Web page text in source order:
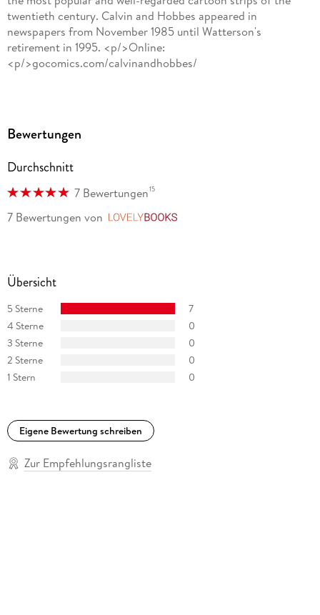
twentieth century. Calvin and Hobbes appeared in
newspapers from November 1985 until Watterson's
retirement in 1995. <p/>Online:
<p/>gocomics.com/calvinandhobbes/
Bewertungen
Durchschnitt
7 Bewertungen15
7 Bewertungen von
Übersicht
5 Sterne
7
4 Sterne
0
3 Sterne
0
2 Sterne
0
1 Stern
0
Eigene Bewertung schreiben
Zur Empfehlungsrangliste